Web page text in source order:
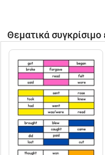
Θεματικά συγκρίσιμο